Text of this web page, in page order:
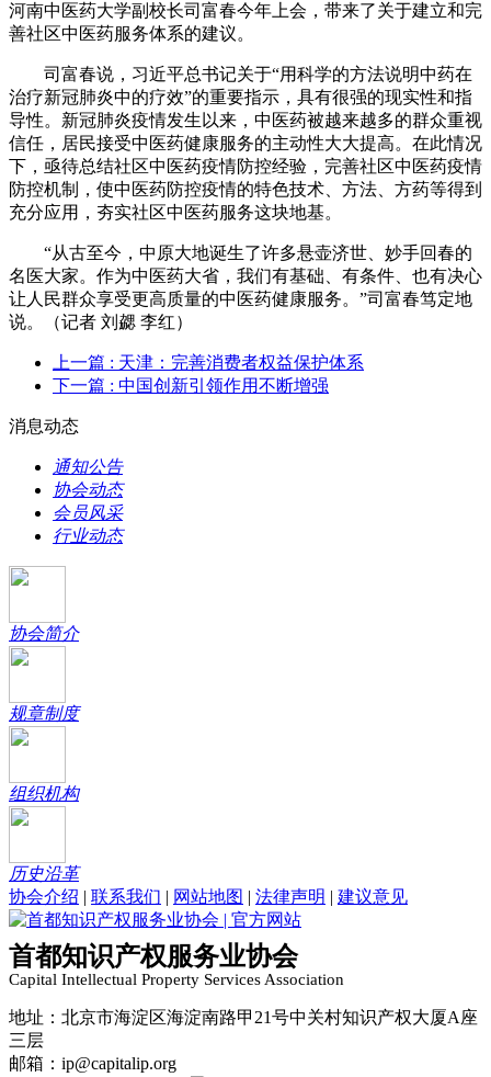
河南中医药大学副校长司富春今年上会，带来了关于建立和完
善社区中医药服务体系的建议。
司富春说，习近平总书记关于“用科学的方法说明中药在
治疗新冠肺炎中的疗效”的重要指示，具有很强的现实性和指
导性。新冠肺炎疫情发生以来，中医药被越来越多的群众重视
信任，居民接受中医药健康服务的主动性大大提高。在此情况
下，亟待总结社区中医药疫情防控经验，完善社区中医药疫情
防控机制，使中医药防控疫情的特色技术、方法、方药等得到
充分应用，夯实社区中医药服务这块地基。
“从古至今，中原大地诞生了许多悬壶济世、妙手回春的
名医大家。作为中医药大省，我们有基础、有条件、也有决心
让人民群众享受更高质量的中医药健康服务。”司富春笃定地
说。（记者 刘勰 李红）
上一篇 : 天津：完善消费者权益保护体系
下一篇 : 中国创新引领作用不断增强
消息动态
通知公告
协会动态
会员风采
行业动态
协会简介
规章制度
组织机构
历史沿革
协会介绍
联系我们 网站地图 法律声明 建议意见
首都知识产权服务业协会
Capital Intellectual Property Services Association
地址：北京市海淀区海淀南路甲21号中关村知识产权大厦A座
三层
邮箱：ip@capitalip.org